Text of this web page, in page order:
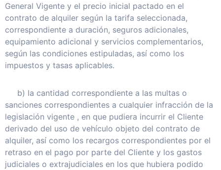
General Vigente y el precio inicial pactado en el
contrato de alquiler según la tarifa seleccionada,
correspondiente a duración, seguros adicionales,
equipamiento adicional y servicios complementarios,
según las condiciones estipuladas, así como los
impuestos y tasas aplicables.
b) la cantidad correspondiente a las multas o
sanciones correspondientes a cualquier infracción de la
legislación vigente , en que pudiera incurrir el Cliente
derivado del uso de vehículo objeto del contrato de
alquiler, así como los recargos correspondientes por el
retraso en el pago por parte del Cliente y los gastos
judiciales o extrajudiciales en los que hubiera podido